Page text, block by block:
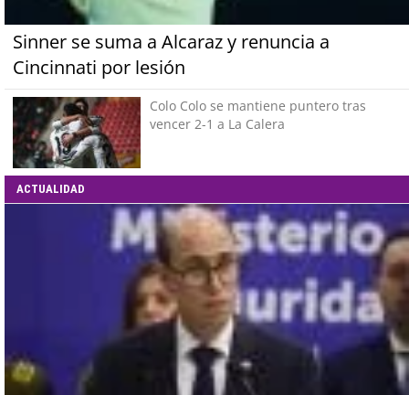
Sinner se suma a Alcaraz y renuncia a
Cincinnati por lesión
Colo Colo se mantiene puntero tras
vencer 2-1 a La Calera
ACTUALIDAD